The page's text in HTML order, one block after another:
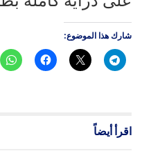
شارك هذا الموضوع:
اقرأ أيضاً